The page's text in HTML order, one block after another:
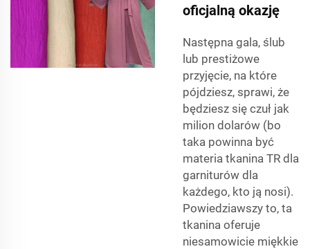
oficjalną okazję
Następna gala, ślub
lub prestiżowe
przyjęcie, na które
pójdziesz, sprawi, że
będziesz się czuł jak
milion dolarów (bo
taka powinna być
materia tkanina TR dla
garniturów dla
każdego, kto ją nosi).
Powiedziawszy to, ta
tkanina oferuje
niesamowicie miękkie